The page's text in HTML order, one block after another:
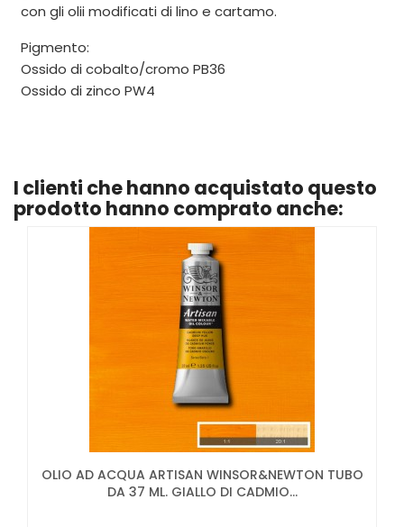
con gli olii modificati di lino e cartamo.
Pigmento:
Ossido di cobalto/cromo PB36
Ossido di zinco PW4
I clienti che hanno acquistato questo
prodotto hanno comprato anche:
OLIO AD ACQUA ARTISAN WINSOR&NEWTON TUBO
DA 37 ML. GIALLO DI CADMIO...